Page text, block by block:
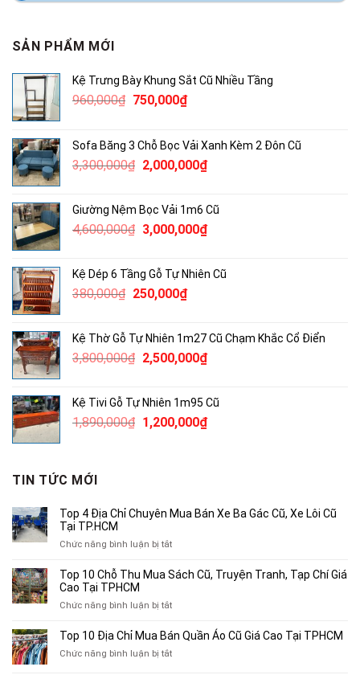
SẢN PHẨM MỚI
Kệ Trưng Bày Khung Sắt Cũ Nhiều Tầng
960,000₫ Giá
960,000₫.
750,000₫Giá
là:
750,000₫.
Sofa Băng 3 Chỗ Bọc Vải Xanh Kèm 2 Đôn Cũ
3,300,000₫ Giá
3,300,000₫.
2,000,000₫Giá
là:
2,000,000₫.
Giường Nệm Bọc Vải 1m6 Cũ
4,600,000₫ Giá
4,600,000₫.
3,000,000₫Giá
là:
Kệ Dép 6 Tầng Gỗ Tự Nhiên Cũ
380,000₫ Giá
380,000₫.
250,000₫Giá
là:
250,000₫.
Kệ Thờ Gỗ Tự Nhiên 1m27 Cũ Chạm Khắc Cổ Điển
3,800,000₫ Giá
3,800,000₫.
2,500,000₫Giá
là:
2,500,000₫.
Kệ Tivi Gỗ Tự Nhiên 1m95 Cũ
1,890,000₫ Giá
1,200,000₫Giá
TIN TỨC MỚI
Top 4 Địa Chỉ Chuyên Mua Bán Xe Ba Gác Cũ, Xe Lôi Cũ
Tại TP.HCM
Chức năng bình luận bị tắtở
4
Chuyên
Bán
Xe
Top 10 Chỗ Thu Mua Sách Cũ, Truyện Tranh, Tạp Chí Giá
Cao Tại TPHCM
Chức năng bình luận bị tắtở
10
Thu
Top 10 Địa Chỉ Mua Bán Quần Áo Cũ Giá Cao Tại TPHCM
Chức năng bình luận bị tắtở